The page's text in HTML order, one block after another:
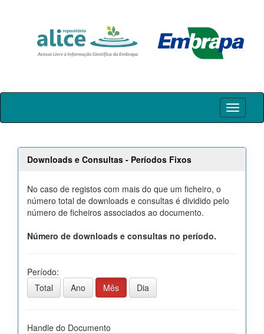
Skip
Downloads e Consultas - Períodos Fixos
No caso de registos com mais do que um ficheiro, o
número total de downloads e consultas é dividido pelo
número de ficheiros associados ao documento.
Número de downloads e consultas no período.
Período:
Total
Ano Mês Dia
Handle do Documento